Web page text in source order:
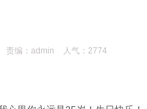
责编： admin 人气： 2774